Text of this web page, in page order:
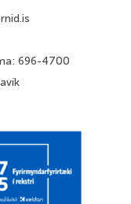
696-4700